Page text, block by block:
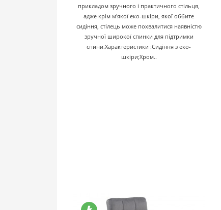
прикладом зручного і практичного стільця,
адже крім м'якої еко-шкіри, якої оббите
сидіння, стілець може похвалитися наявністю
зручної широкої спинки для підтримки
спини.Характеристики :Сидіння з еко-
шкіри;Хром..